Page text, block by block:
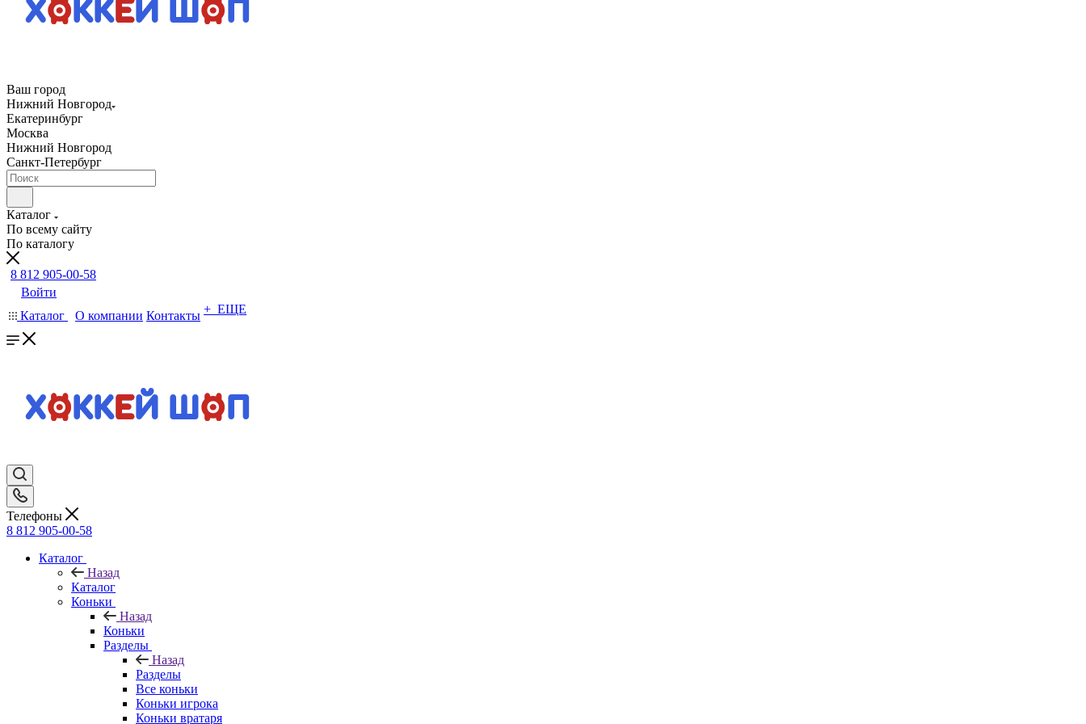
Ваш город
Нижний Новгород
Екатеринбург
Москва
Нижний Новгород
Санкт-Петербург
Каталог
По всему сайту
По каталогу
8 812 905-00-58
Войти
Каталог
О компании Контакты + ЕЩЕ
Телефоны
8 812 905-00-58
Каталог
Назад
Каталог
Коньки
Назад
Коньки
Разделы
Назад
Разделы
Все коньки
Коньки игрока
Коньки вратаря